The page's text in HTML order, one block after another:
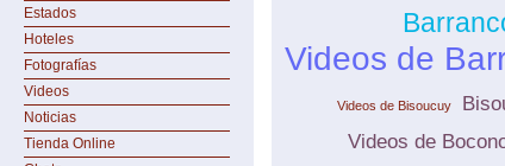
Estados
Hoteles
Fotografías
Videos
Noticias
Tienda Online
Videos de
Videos de Bisoucuy
Videos de